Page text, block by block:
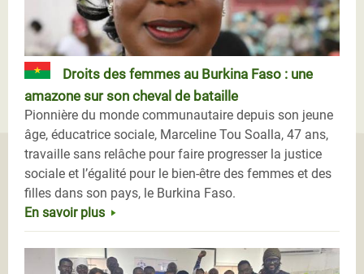
Droits des femmes au Burkina Faso : une
amazone sur son cheval de bataille
Pionnière du monde communautaire depuis son jeune
âge, éducatrice sociale, Marceline Tou Soalla, 47 ans,
travaille sans relâche pour faire progresser la justice
sociale et l’égalité pour le bien-être des femmes et des
filles dans son pays, le Burkina Faso.
En savoir plus